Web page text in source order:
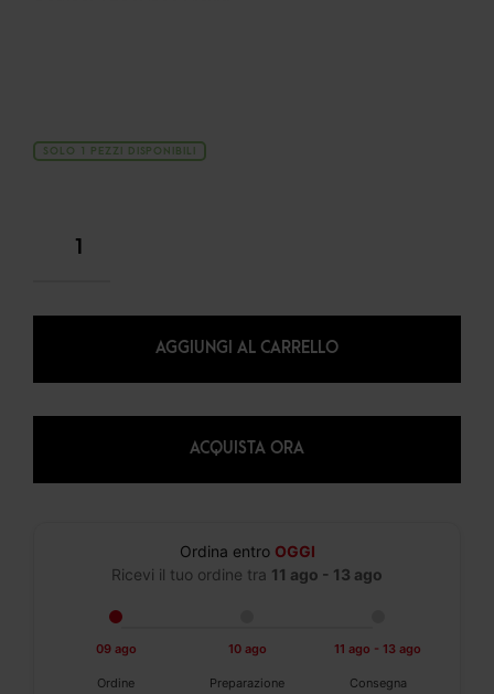
SOLO 1 PEZZI DISPONIBILI
AGGIUNGI AL CARRELLO
ACQUISTA ORA
Ordina entro OGGI
Ricevi il tuo ordine tra 11 ago - 13 ago
09 ago
Ordine
10 ago
Preparazione
11 ago - 13 ago
Consegna